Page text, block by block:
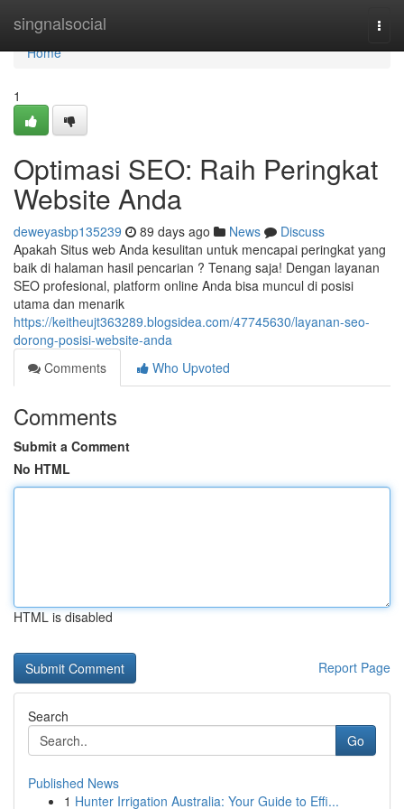
singnalsocial
Home
Home
1
Optimasi SEO: Raih Peringkat
Website Anda
deweyasbp135239 89 days ago News
Discuss
Apakah Situs web Anda kesulitan untuk mencapai peringkat yang
baik di halaman hasil pencarian ? Tenang saja! Dengan layanan
SEO profesional, platform online Anda bisa muncul di posisi
utama dan menarik
https://keitheujt363289.blogsidea.com/47745630/layanan-seo-
dorong-posisi-website-anda
Comments
Who Upvoted
Comments
Submit a Comment
No HTML
HTML is disabled
Report Page
Search
Go
Published News
1 Hunter Irrigation Australia: Your Guide to Effi...